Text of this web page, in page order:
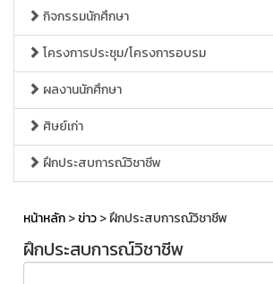
กิจกรรมนักศึกษา
โครงการประชุม/โครงการอบรม
ผลงานนักศึกษา
ศิษย์เก่า
ฝึกประสบการณ์วิชาชีพ
หน้าหลัก>ข่าว> ฝึกประสบการณ์วิชาชีพ
ฝึกประสบการณ์วิชาชีพ